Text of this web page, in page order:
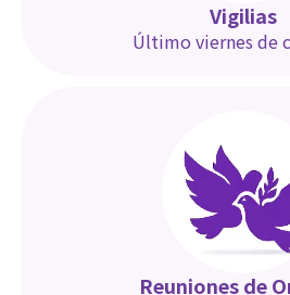
Vigilias
Último viernes de
Reuniones de